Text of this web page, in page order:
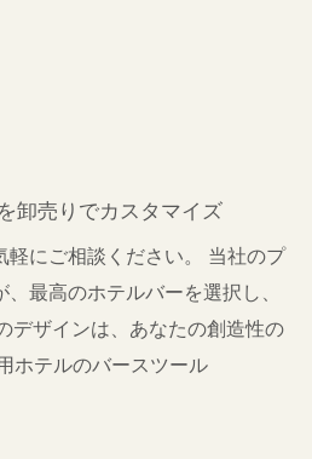
卸売りでカスタマイズ
にご相談ください。 当社のプ
最高のホテルバーを選択し、
デザインは、あなたの創造性の
ホテルのバースツール